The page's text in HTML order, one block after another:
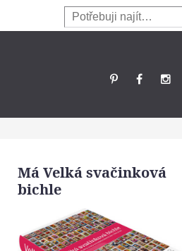
Má Velká svačinková
bichle